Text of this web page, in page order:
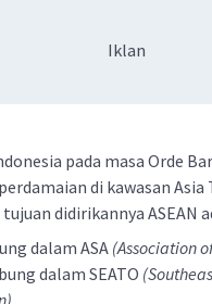
Iklan
pada masa Orde
di kawasan Asia
tujuan didirikannya ASEAN
dalam ASA (Association
dalam SEATO